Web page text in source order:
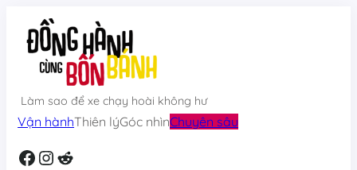
content
Làm sao để xe chạy hoài không hư
Vận hànhThiên lýGóc nhìnChuyên sâu
Facebook InstagramReddit